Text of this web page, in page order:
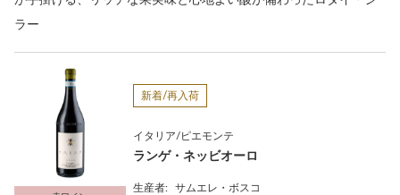
ラー
新着/再入荷
イタリア/ピエモンテ
ランゲ・ネッビオーロ
生産者:
サムエレ・ボスコ